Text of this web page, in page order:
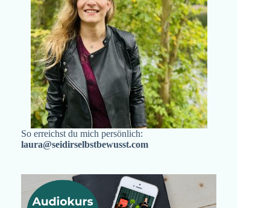
So erreichst du mich persönlich:
laura@seidirselbstbewusst.com